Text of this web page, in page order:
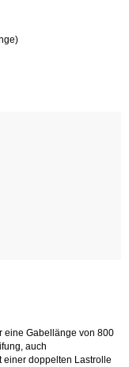
eine Gabellänge von 800
auch
einer doppelten Lastrolle